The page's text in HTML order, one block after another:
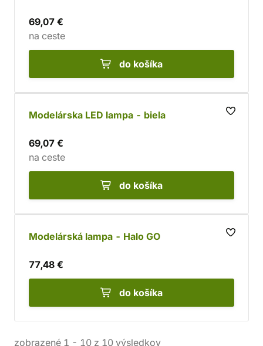
69,07 €
na ceste
do košíka
Modelárska LED lampa - biela
69,07 €
na ceste
do košíka
Modelárská lampa - Halo GO
77,48 €
do košíka
zobrazené 1 - 10 z 10 výsledkov